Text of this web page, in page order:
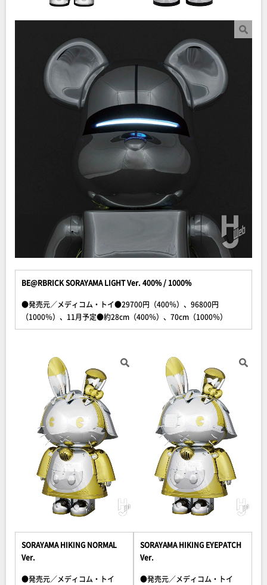
BE@RBRICK SORAYAMA LIGHT Ver. 400% / 1000%
●発売元／メディコム・トイ●29700円（400％）、96800円
（1000％）、11月予定●約28cm（400％）、70cm（1000％）
SORAYAMA HIKING NORMAL
Ver.
●発売元／メディコム・トイ
SORAYAMA HIKING EYEPATCH
Ver.
●発売元／メディコム・トイ